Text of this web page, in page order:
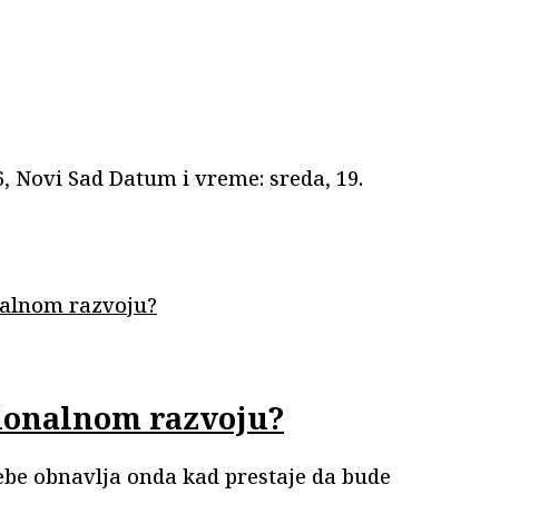
Sad Datum i vreme: sreda, 19.
razvoju?
obnavlja onda kad prestaje da bude